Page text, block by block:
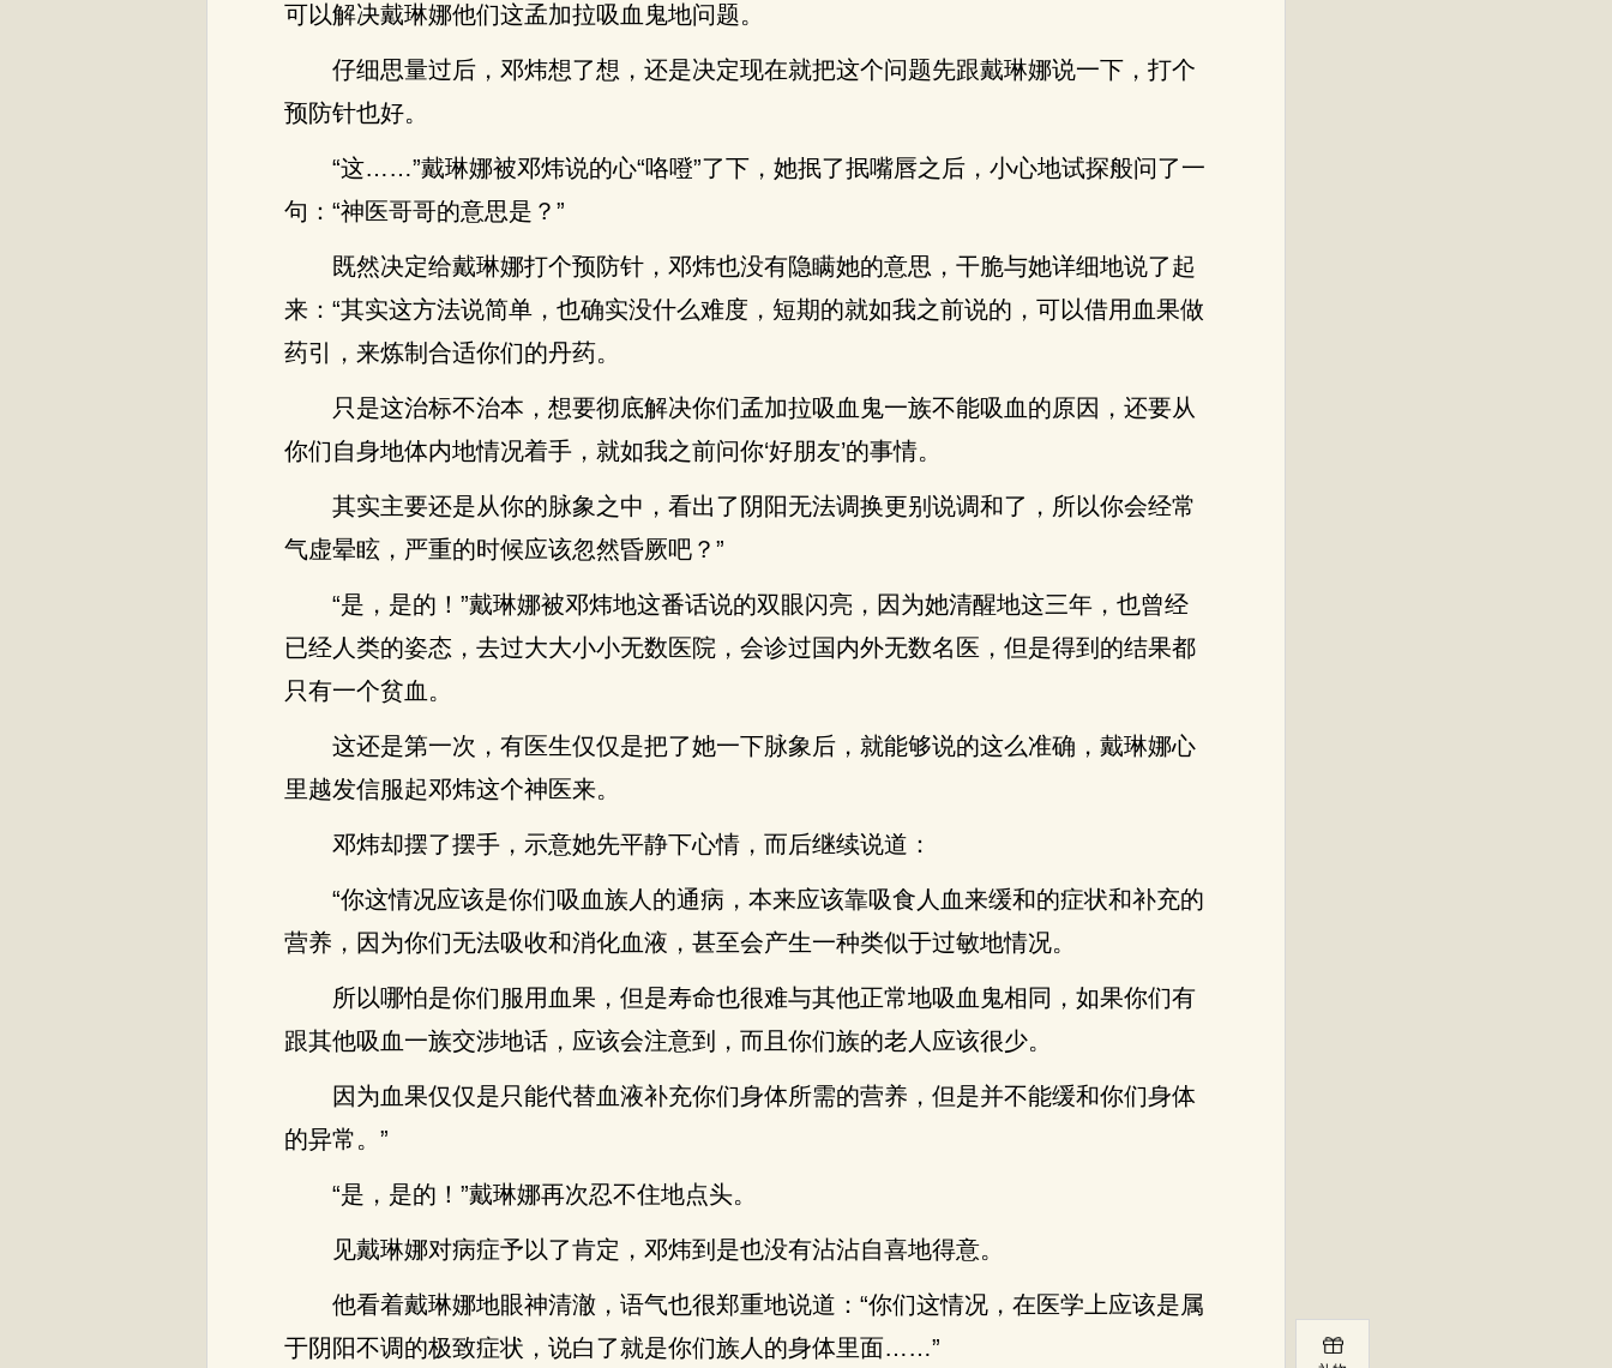
可以解决戴琳娜他们这孟加拉吸血鬼地问题。
仔细思量过后，邓炜想了想，还是决定现在就把这个问题先跟戴琳娜说一下，打个
预防针也好。
“这……”戴琳娜被邓炜说的心“咯噔”了下，她抿了抿嘴唇之后，小心地试探般问了一
句：“神医哥哥的意思是？”
既然决定给戴琳娜打个预防针，邓炜也没有隐瞒她的意思，干脆与她详细地说了起
来：“其实这方法说简单，也确实没什么难度，短期的就如我之前说的，可以借用血果做
药引，来炼制合适你们的丹药。
只是这治标不治本，想要彻底解决你们孟加拉吸血鬼一族不能吸血的原因，还要从
你们自身地体内地情况着手，就如我之前问你‘好朋友’的事情。
其实主要还是从你的脉象之中，看出了阴阳无法调换更别说调和了，所以你会经常
气虚晕眩，严重的时候应该忽然昏厥吧？”
“是，是的！”戴琳娜被邓炜地这番话说的双眼闪亮，因为她清醒地这三年，也曾经
已经人类的姿态，去过大大小小无数医院，会诊过国内外无数名医，但是得到的结果都
只有一个贫血。
这还是第一次，有医生仅仅是把了她一下脉象后，就能够说的这么准确，戴琳娜心
里越发信服起邓炜这个神医来。
邓炜却摆了摆手，示意她先平静下心情，而后继续说道：
“你这情况应该是你们吸血族人的通病，本来应该靠吸食人血来缓和的症状和补充的
营养，因为你们无法吸收和消化血液，甚至会产生一种类似于过敏地情况。
所以哪怕是你们服用血果，但是寿命也很难与其他正常地吸血鬼相同，如果你们有
跟其他吸血一族交涉地话，应该会注意到，而且你们族的老人应该很少。
因为血果仅仅是只能代替血液补充你们身体所需的营养，但是并不能缓和你们身体
的异常。”
“是，是的！”戴琳娜再次忍不住地点头。
见戴琳娜对病症予以了肯定，邓炜到是也没有沾沾自喜地得意。
他看着戴琳娜地眼神清澈，语气也很郑重地说道：“你们这情况，在医学上应该是属
于阴阳不调的极致症状，说白了就是你们族人的身体里面……”